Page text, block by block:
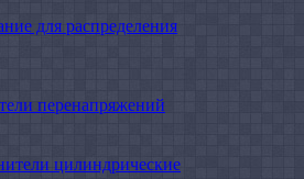
для распределения
перенапряжений
цилиндрические